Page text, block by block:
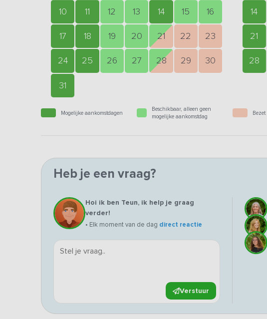
10 11 12 13 14 15 16
17 18 19 20 21 22 23
24 25 26 27 28 29 30
31
14
21
28
Mogelijke aankomstdagen
Beschikbaar, alleen geen
mogelijke aankomstdag
Bezet
Heb je een vraag?
Hoi ik ben Teun, ik help je graag
verder!
• Elk moment van de dag direct reactie
Verstuur